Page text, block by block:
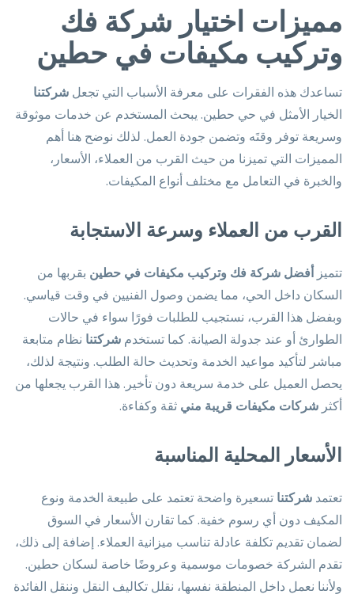
مميزات اختيار شركة فك
وتركيب مكيفات في حطين
تساعدك هذه الفقرات على معرفة الأسباب التي تجعل شركتنا
الخيار الأمثل في حي حطين. يبحث المستخدم عن خدمات موثوقة
وسريعة توفر وقتَه وتضمن جودة العمل. لذلك نوضح هنا أهم
المميزات التي تميزنا من حيث القرب من العملاء، الأسعار،
والخبرة في التعامل مع مختلف أنواع المكيفات.
القرب من العملاء وسرعة الاستجابة
تتميزأفضل شركة فك وتركيب مكيفات في حطين بقربها من
السكان داخل الحي، مما يضمن وصول الفنيين في وقت قياسي.
وبفضل هذا القرب، نستجيب للطلبات فورًا سواء في حالات
الطوارئ أو عند جدولة الصيانة. كما تستخدم شركتنا نظام متابعة
مباشر لتأكيد مواعيد الخدمة وتحديث حالة الطلب. ونتيجة لذلك،
يحصل العميل على خدمة سريعة دون تأخير. هذا القرب يجعلها من
أكثر شركات مكيفات قريبة مني ثقة وكفاءة.
الأسعار المحلية المناسبة
تعتمد شركتنا تسعيرة واضحة تعتمد على طبيعة الخدمة ونوع
المكيف دون أي رسوم خفية. كما تقارن الأسعار في السوق
لضمان تقديم تكلفة عادلة تناسب ميزانية العملاء. إضافة إلى ذلك،
تقدم الشركة خصومات موسمية وعروضًا خاصة لسكان حطين.
ولأننا نعمل داخل المنطقة نفسها، نقلل تكاليف النقل وننقل الفائدة